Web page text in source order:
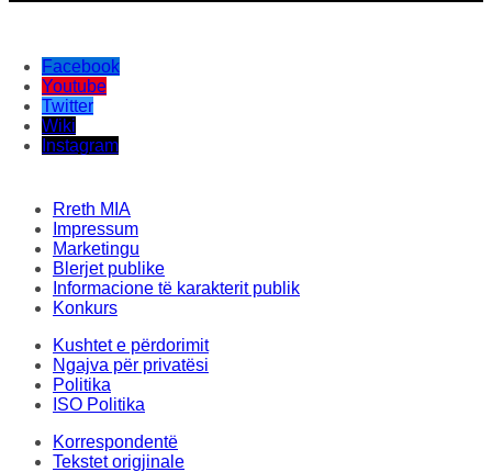
Facebook
Youtube
Twitter
Wiki
Instagram
Rreth MIA
Impressum
Marketingu
Blerjet publike
Informacione të karakterit publik
Konkurs
Kushtet e përdorimit
Ngajva për privatësi
Politika
ISO Politika
Korrespondentë
Tekstet origjinale